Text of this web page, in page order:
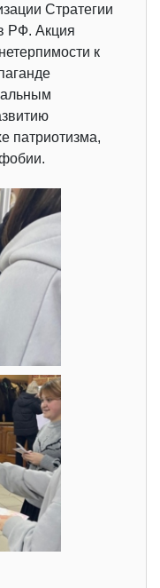
Стратегии
РФ. Акция
к
патриотизма,